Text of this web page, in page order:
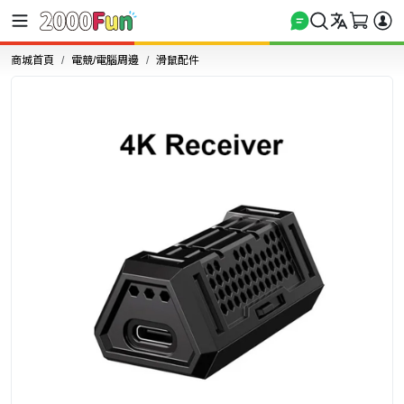
商城首頁 電競/電腦周邊 滑鼠配件